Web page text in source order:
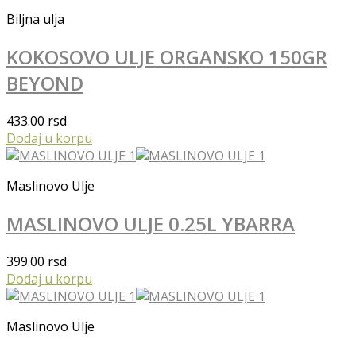
Biljna ulja
KOKOSOVO ULJE ORGANSKO 150GR
BEYOND
433.00 rsd
Dodaj u korpu
Maslinovo Ulje
MASLINOVO ULJE 0.25L YBARRA
399.00 rsd
Dodaj u korpu
Maslinovo Ulje